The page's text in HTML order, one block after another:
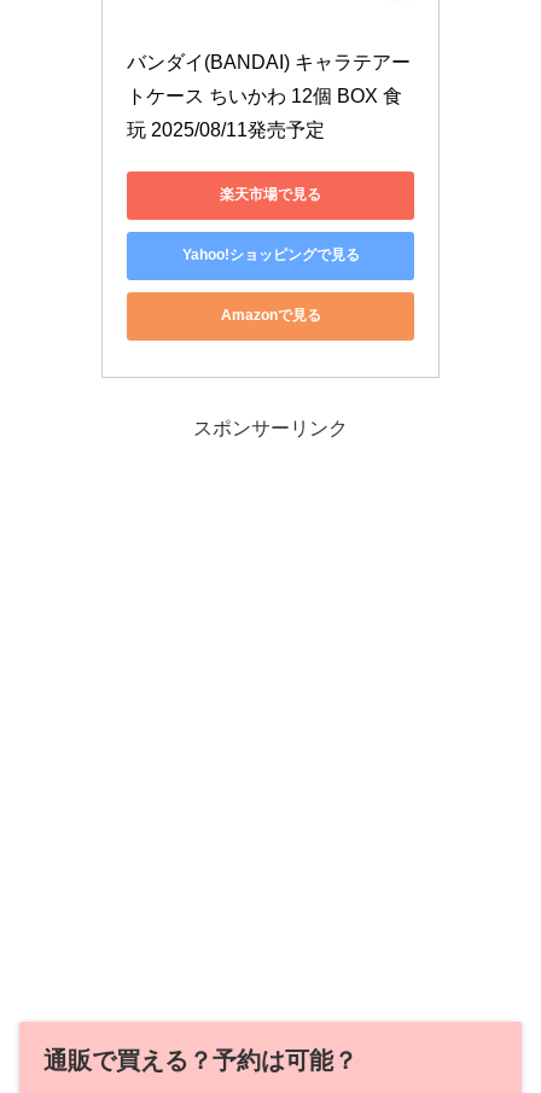
バンダイ(BANDAI) キャラテアー
トケース ちいかわ 12個 BOX 食
玩 2025/08/11発売予定
楽天市場で見る
Yahoo!ショッピングで見る
Amazonで見る
スポンサーリンク
通販で買える？予約は可能？